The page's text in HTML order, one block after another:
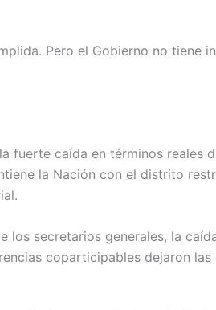
Pero el Gobierno no tiene
fuerte caída en términos reales
la Nación con el distrito
los secretarios generales, la
coparticipables dejaron las